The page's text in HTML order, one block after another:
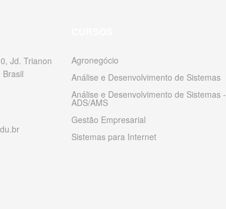
Jd. Trianon
Agronegócio
Análise e Desenvolvimento de Sistemas
Análise e Desenvolvimento de Sistemas -
ADS/AMS
Gestão Empresarial
Sistemas para Internet